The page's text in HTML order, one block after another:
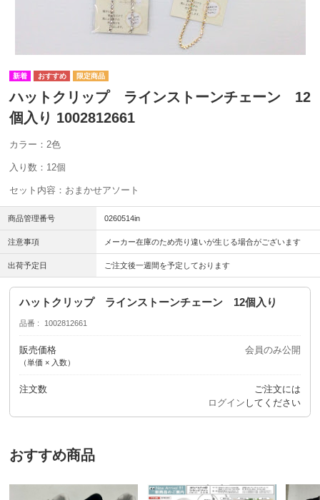
ハットクリップ ラインストーンチェーン 12
個入り 1002812661
カラー：2色
入り数：12個
セット内容：おまかせアソート
商品管理番号 0260514in
注意事項 メーカー在庫のため売り違いが生じる場合がございます
出荷予定日 ご注文後一週間を予定しております
ハットクリップ ラインストーンチェーン 12個入り
品番 1002812661
販売価格
（単価 × 入数）
会員のみ公開
注文数
ご注文には
ログイン してください
おすすめ商品